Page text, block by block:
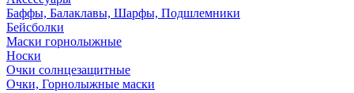
Баффы, Балаклавы, Шарфы, Подшлемники
Бейсболки
Маски горнолыжные
Носки
Очки солнцезащитные
Очки, Горнолыжные маски